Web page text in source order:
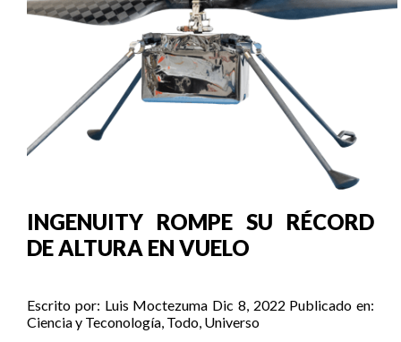
INGENUITY ROMPE SU RÉCORD
DE ALTURA EN VUELO
Escrito por: Luis Moctezuma Dic 8, 2022 Publicado en:
Ciencia y Teconología, Todo, Universo